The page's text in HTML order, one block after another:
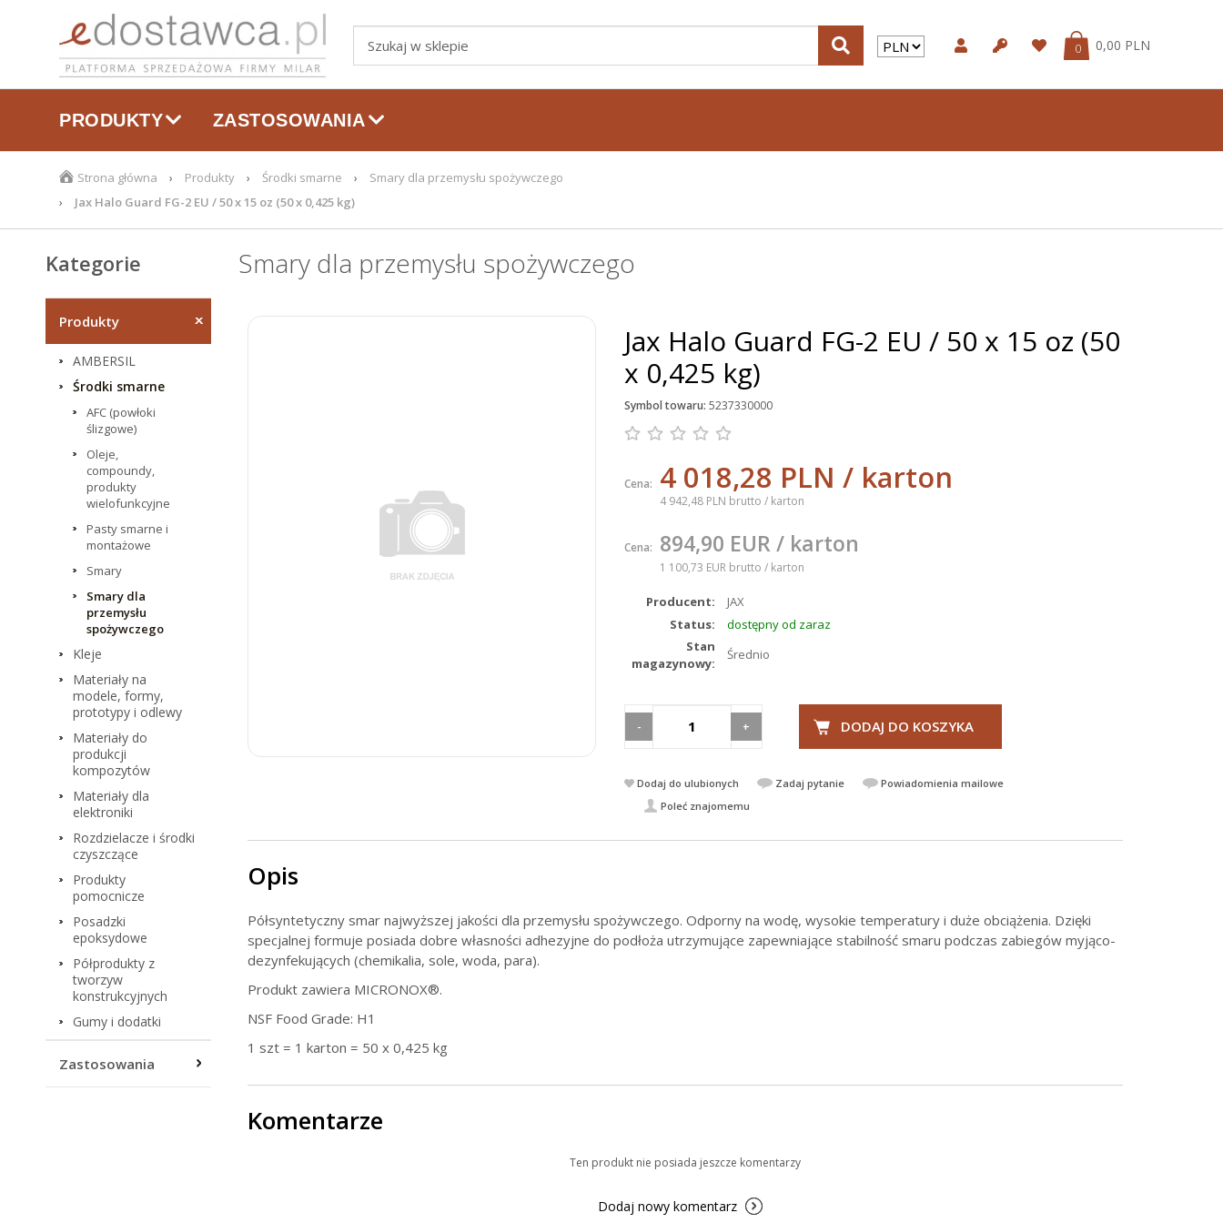
0,00 PLN
0
PRODUKTY ZASTOSOWANIA
Strona główna Produkty Środki smarne
Smary dla przemysłu spożywczego
Jax Halo Guard FG-2 EU / 50 x 15 oz (50 x 0,425 kg)
Kategorie
produktów
Produkty
AMBERSIL
Środki smarne
AFC (powłoki
ślizgowe)
Oleje,
compoundy,
produkty
wielofunkcyjne
Pasty smarne i
montażowe
Smary
Smary dla
przemysłu
spożywczego
Kleje
Materiały na
modele, formy,
prototypy i odlewy
Materiały do
produkcji
kompozytów
Materiały dla
elektroniki
Rozdzielacze i środki
czyszczące
Produkty
pomocnicze
Posadzki
epoksydowe
Półprodukty z
tworzyw
konstrukcyjnych
Gumy i dodatki
Zastosowania
Smary dla przemysłu spożywczego
Jax Halo Guard FG-2 EU / 50 x 15 oz (50
x 0,425 kg)
Symbol towaru: 5237330000
Cena: 4 018,28 PLN / karton
4 942,48 PLN brutto / karton
Cena: 894,90 EUR / karton
1 100,73 EUR brutto / karton
Producent:
JAX
Status:
dostępny od zaraz
Stan
magazynowy:
Średnio
- + DODAJ DO KOSZYKA
Dodaj do ulubionych Zadaj pytanie
Powiadomienia mailowe
Poleć znajomemu
Opis
Półsyntetyczny smar najwyższej jakości dla przemysłu spożywczego. Odporny na wodę, wysokie temperatury i duże obciążenia. Dzięki
specjalnej formuje posiada dobre własności adhezyjne do podłoża utrzymujące zapewniające stabilność smaru podczas zabiegów myjąco-
dezynfekujących (chemikalia, sole, woda, para).
Produkt zawiera MICRONOX®.
NSF Food Grade: H1
1 szt = 1 karton = 50 x 0,425 kg
Komentarze
Ten produkt nie posiada jeszcze komentarzy
Dodaj nowy komentarz